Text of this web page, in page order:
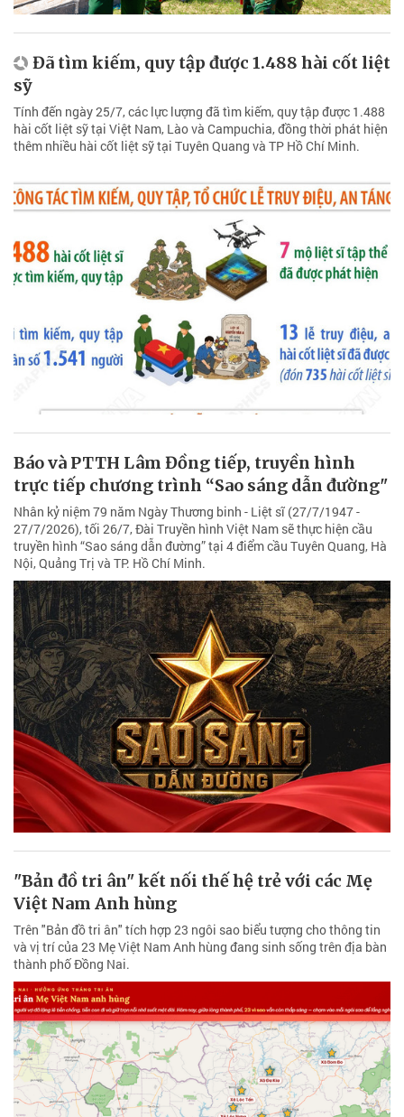
Đã tìm kiếm, quy tập được 1.488 hài cốt liệt
sỹ
Tính đến ngày 25/7, các lực lượng đã tìm kiếm, quy tập được 1.488
hài cốt liệt sỹ tại Việt Nam, Lào và Campuchia, đồng thời phát hiện
thêm nhiều hài cốt liệt sỹ tại Tuyên Quang và TP Hồ Chí Minh.
Báo và PTTH Lâm Đồng tiếp, truyền hình
trực tiếp chương trình “Sao sáng dẫn đường"
Nhân kỷ niệm 79 năm Ngày Thương binh - Liệt sĩ (27/7/1947 -
27/7/2026), tối 26/7, Đài Truyền hình Việt Nam sẽ thực hiện cầu
truyền hình “Sao sáng dẫn đường” tại 4 điểm cầu Tuyên Quang, Hà
Nội, Quảng Trị và TP. Hồ Chí Minh.
"Bản đồ tri ân" kết nối thế hệ trẻ với các Mẹ
Việt Nam Anh hùng
Trên "Bản đồ tri ân" tích hợp 23 ngôi sao biểu tượng cho thông tin
và vị trí của 23 Mẹ Việt Nam Anh hùng đang sinh sống trên địa bàn
thành phố Đồng Nai.